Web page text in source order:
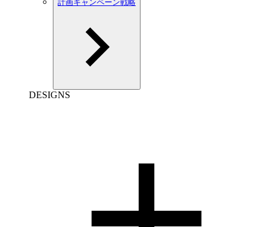
計画キャンペーン戦略
DESIGNS